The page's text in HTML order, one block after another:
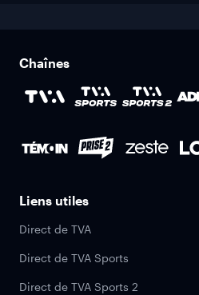
Chaînes
Liens utiles
Direct de TVA
Direct de TVA Sports
Direct de TVA Sports 2